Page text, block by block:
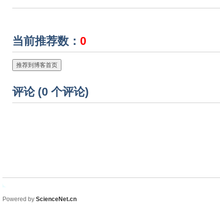
当前推荐数： 0
推荐到博客首页
评论 (0 个评论)
Powered by ScienceNet.cn